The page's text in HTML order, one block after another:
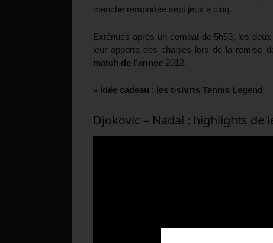
manche remportée sept jeux à cinq.
Exténués après un combat de 5h53, les
leur apporta des chaises lors de la remise
match de l’année 2012.
» Idée cadeau : les t-shirts Tennis Legend
Djokovic – Nadal : highlights de